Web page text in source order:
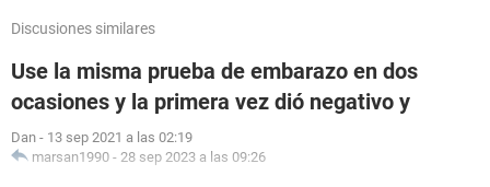
Discusiones similares
Use la misma prueba de embarazo en dos
ocasiones y la primera vez dió negativo y
Dan - 13 sep 2021 a las 02:19
marsan1990 - 28 sep 2023 a las 09:26